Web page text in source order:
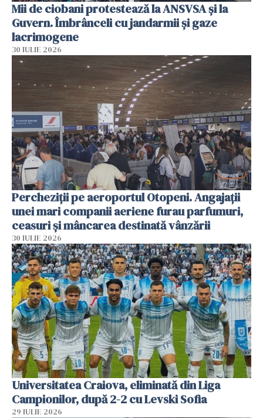
Mii de ciobani protestează la ANSVSA și la
Guvern. Îmbrânceli cu jandarmii și gaze
lacrimogene
30 IULIE 2026
Percheziții pe aeroportul Otopeni. Angajații
unei mari companii aeriene furau parfumuri,
ceasuri și mâncarea destinată vânzării
30 IULIE 2026
Universitatea Craiova, eliminată din Liga
Campionilor, după 2-2 cu Levski Sofia
29 IULIE 2026